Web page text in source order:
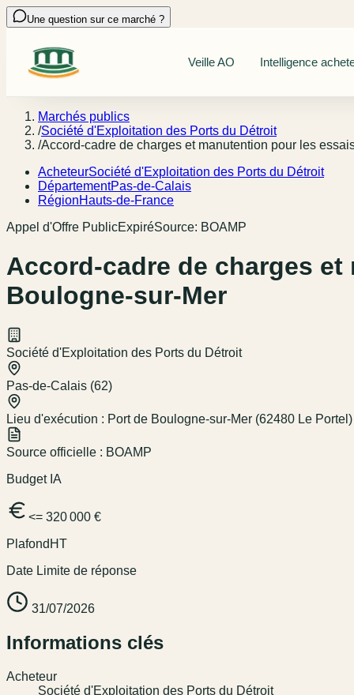
Une question sur ce marché ?
Veille AO Intelligence
Marchés publics
/Société d'Exploitation des Ports du Détroit
/Accord-cadre de charges et manutention pour les
AcheteurSociété d'Exploitation des Ports du Détroit
DépartementPas-de-Calais
RégionHauts-de-France
Appel d'Offre PublicExpiréSource: BOAMP
Accord-cadre de charges et
Boulogne-sur-Mer
Société d'Exploitation des Ports du Détroit
Pas-de-Calais (62)
Lieu d'exécution : Port de Boulogne-sur-Mer (62480 Le Portel)
Source officielle : BOAMP
Budget IA
<= 320 000 €
Plafond HT
Date Limite de réponse
31/07/2026
Informations clés
Acheteur
Société d'Exploitation des Ports du Détroit